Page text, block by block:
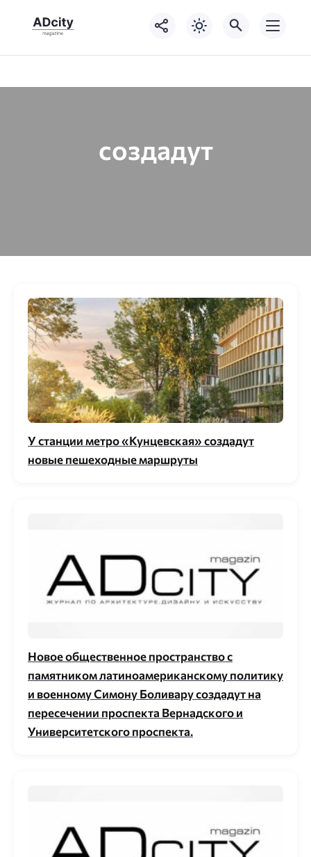
создадут
У станции метро «Кунцевская» создадут
новые пешеходные маршруты
Новое общественное пространство с
памятником латиноамериканскому политику
и военному Симону Боливару создадут на
пересечении проспекта Вернадского и
Университетского проспекта.